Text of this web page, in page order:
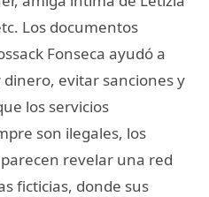
Los documentos
Fonseca ayudó a
evitar sanciones y
los servicios
son ilegales, los
revelar una red
ficticias, donde sus